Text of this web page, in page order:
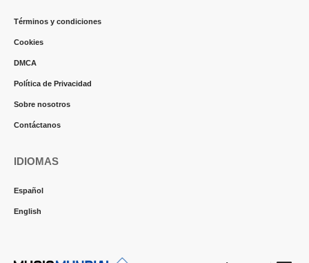
Términos y condiciones
Cookies
DMCA
Política de Privacidad
Sobre nosotros
Contáctanos
IDIOMAS
Español
English